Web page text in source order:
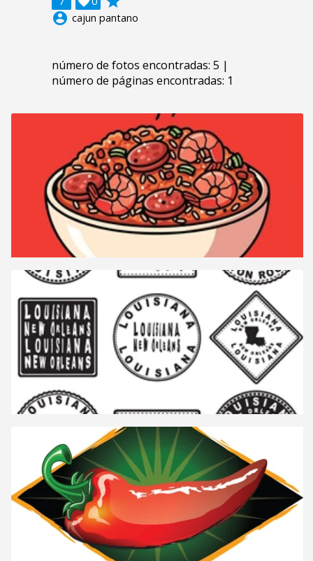
account_circle cajun pantano
número de fotos encontradas: 5 |
número de páginas encontradas: 1